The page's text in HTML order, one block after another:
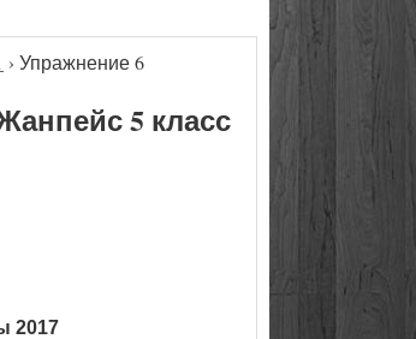
› Упражнение 6
5 класс
2017